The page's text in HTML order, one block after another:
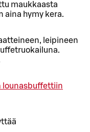
maukkaasta
aina hymy kera.
leipineen
lounasbuffettiin